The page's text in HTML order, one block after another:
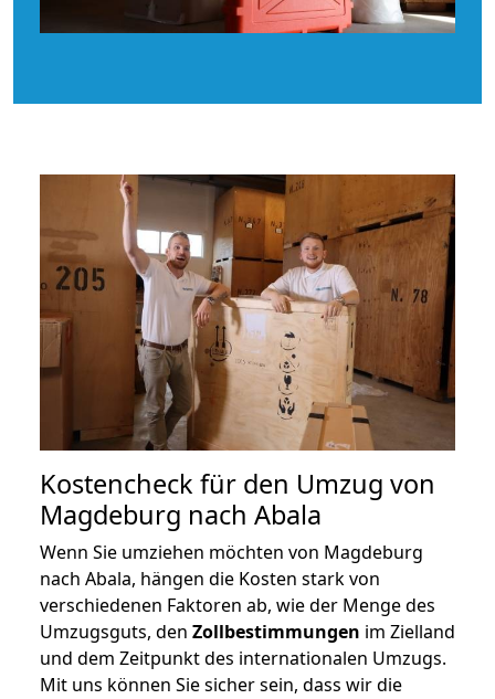
Kostencheck für den Umzug von
Magdeburg nach Abala
Wenn Sie umziehen möchten von Magdeburg
nach Abala, hängen die Kosten stark von
verschiedenen Faktoren ab, wie der Menge des
Umzugsguts, den Zollbestimmungen im Zielland
und dem Zeitpunkt des internationalen Umzugs.
Mit uns können Sie sicher sein, dass wir die